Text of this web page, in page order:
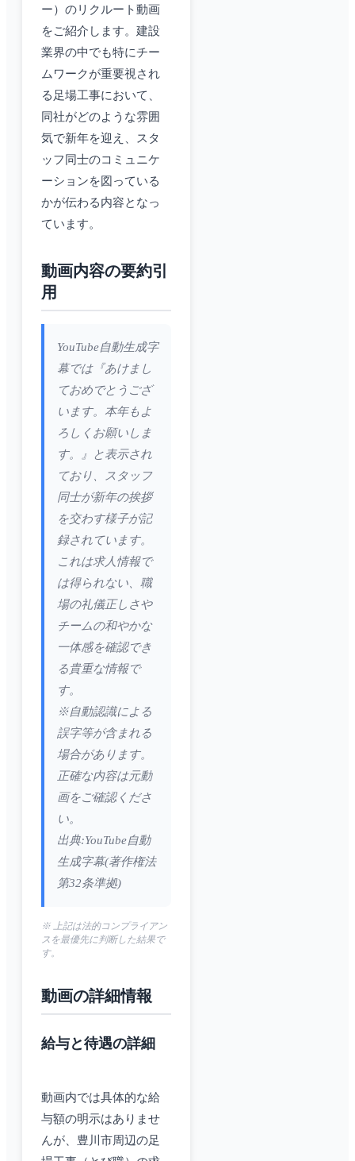
ー）のリクルート動画
をご紹介します。建設
業界の中でも特にチー
ムワークが重要視され
る足場工事において、
同社がどのような雰囲
気で新年を迎え、スタ
ッフ同士のコミュニケ
ーションを図っている
かが伝わる内容となっ
ています。
動画内容の要約引
用
YouTube自動生成字
幕では『あけまし
ておめでとうござ
います。本年もよ
ろしくお願いしま
す。』と表示され
ており、スタッフ
同士が新年の挨拶
を交わす様子が記
録されています。
これは求人情報で
は得られない、職
場の礼儀正しさや
チームの和やかな
一体感を確認でき
る貴重な情報で
す。
※自動認識による
誤字等が含まれる
場合があります。
正確な内容は元動
画をご確認くださ
い。
出典:YouTube自動
生成字幕(著作権法
第32条準拠)
※ 上記は法的コンプライアン
スを最優先に判断した結果で
す。
動画の詳細情報
給与と待遇の詳細
動画内では具体的な給
与額の明示はありませ
んが、豊川市周辺の足